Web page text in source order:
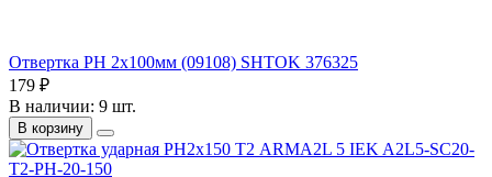
Отвертка РН 2х100мм (09108) SHTOK 376325
179 ₽
В наличии: 9 шт.
В корзину